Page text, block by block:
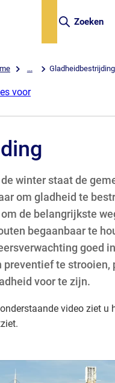
Zoeken
... Gladheidbestrijding
voor
de winter staat de
om gladheid te
de belangrijkste
begaanbaar te
goed
preventief te strooien,
voor te zijn.
video ziet u